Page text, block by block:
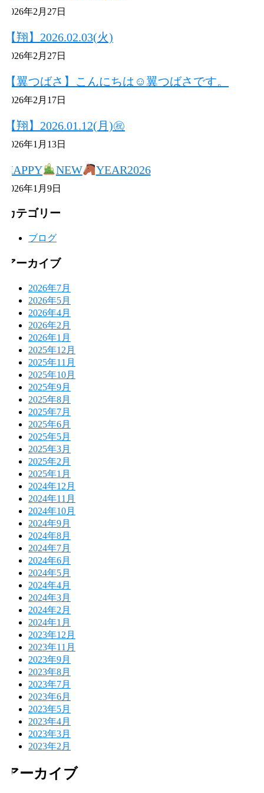
2026年2月27日
【翔】2026.02.03(火)
2026年2月27日
【翼つばさ】こんにちは☺翼つばさです。
2026年2月17日
【翔】2026.01.12(月)㊗
2026年1月13日
HAPPY NEW YEAR2026
2026年1月9日
カテゴリー
ブログ
アーカイブ
2026年7月
2026年5月
2026年4月
2026年2月
2026年1月
2025年12月
2025年11月
2025年10月
2025年9月
2025年8月
2025年7月
2025年6月
2025年5月
2025年3月
2025年2月
2025年1月
2024年12月
2024年11月
2024年10月
2024年9月
2024年8月
2024年7月
2024年6月
2024年5月
2024年4月
2024年3月
2024年2月
2024年1月
2023年12月
2023年11月
2023年9月
2023年8月
2023年7月
2023年6月
2023年5月
2023年4月
2023年3月
2023年2月
アーカイブ